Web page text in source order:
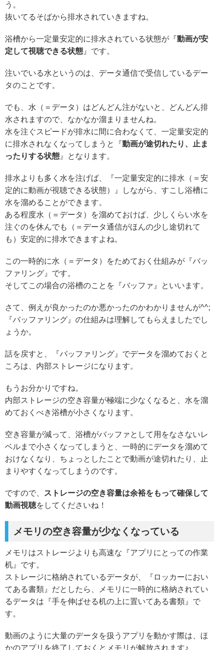
う。
抜いてるそばから排水されていきますね。
浴槽から一定量安定的に排水されている状態が『動画が安
定して視聴できる状態 』です。
注いでいる水というのは、データ通信で受信しているデー
タのことです。
でも、水（＝データ）はどんどん注がないと、どんどん排
水されますので、なかなか溜まりませんね。
水を注ぐスピードが排水に間に合わなくて、一定量安定的
に排水されなくなってしまうと『動画が途切れたり、止ま
ったりする状態 』となります。
排水よりも多く水を注げば、『一定量安定的に排水（＝安
定的に動画が視聴できる状態）』しながら、すこし浴槽に
水を溜めることができます。
ある程度水（＝データ）を溜めておけば、少しくらい水を
注ぐのを休んでも（＝データ通信がほんの少し途切れて
も）安定的に排水できますよね。
この一時的に水（＝データ）をためておく仕組みが『バッ
ファリング』です。
そしてこの場合の浴槽のことを『バッファ』といいます。
さて、例えが良かったのか悪かったのかわかりませんが^^;
『バッファリング』の仕組みは理解してもらえましたでし
ょうか。
話を戻すと、『バッファリング』でデータを溜めておくと
ころは、内部ストレージになります。
もうお分かりですね。
内部ストレージの空き容量が極端に少なくなると、水を溜
めておくべき浴槽が小さくなります。
空き容量が減って、浴槽がバッファとして用をなさないレ
ベルまで小さくなってしまうと、一時的にデータを溜めて
おけなくなり、ちょっとしたことで動画が途切れたり、止
まりやすくなってしまうのです。
ですので、
ストレージの空き容量は余裕をもって確保して
動画視聴をしてくださいね！
メモリの空き容量が少なくなっている
メモリはストレージよりも高速な『アプリにとっての作業
机』です。
ストレージに格納されているデータが、『ロッカーにおい
てある書類』だとしたら、メモリに一時的に格納されてい
るデータは『手を伸ばせる机の上に置いてある書類』で
す。
動画のように大量のデータを扱うアプリを動かす際は、ほ
かのアプリを終了しておくとメモリが解放されます♪